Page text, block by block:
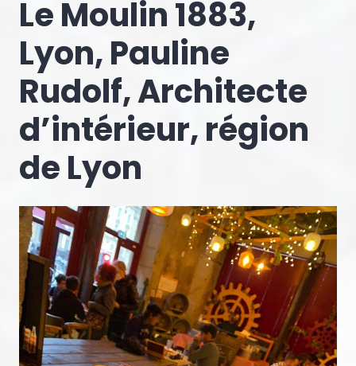
Le Moulin 1883,
Lyon, Pauline
Rudolf, Architecte
d’intérieur, région
de Lyon